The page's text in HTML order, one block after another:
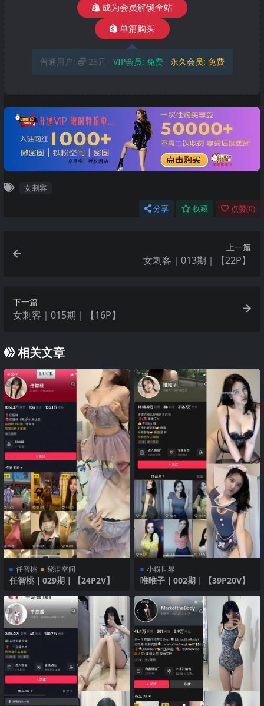
成为会员解锁全站
单篇购买
普通用户: 28元 VIP会员: 免费 永久会员: 免费
女刺客
分享 收藏 点赞(0)
上一篇
女刺客｜013期｜【22P】
下一篇
女刺客｜015期｜【16P】
相关文章
任智桃 秘语空间
任智桃｜029期｜【24P2V】
小粉世界
唯唯子｜002期｜【39P20V】